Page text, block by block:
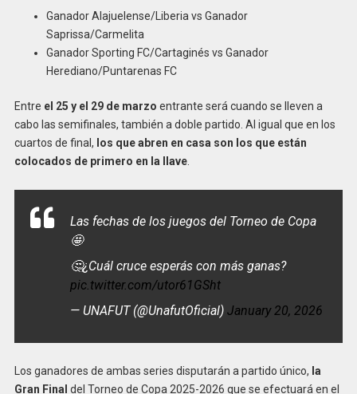
Ganador Alajuelense/Liberia vs Ganador
Saprissa/Carmelita
Ganador Sporting FC/Cartaginés vs Ganador
Herediano/Puntarenas FC
Entre el 25 y el 29 de marzo entrante será cuando se lleven a
cabo las semifinales, también a doble partido. Al igual que en los
cuartos de final, los que abren en casa son los que están
colocados de primero en la llave.
Las fechas de los juegos del Torneo de Copa
🤩
🤔¿Cuál cruce esperás con más ganas?
pic.twitter.com/utor61GSht
— UNAFUT (@UnafutOficial) January 20, 2026
Los ganadores de ambas series disputarán a partido único, la
Gran Final del Torneo de Copa 2025-2026 que se efectuará en el